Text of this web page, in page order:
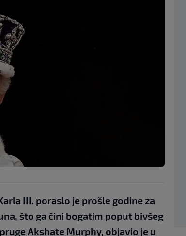
III. poraslo je prošle godine za
što ga čini bogatim poput bivšeg
Akshate Murphy, objavio je u